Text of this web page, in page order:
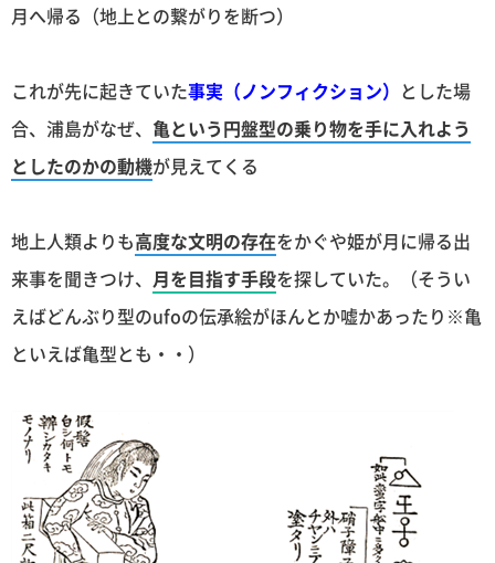
月へ帰る（地上との繋がりを断つ）
これが先に起きていた事実（ノンフィクション） とした場
合、浦島がなぜ、 亀という円盤型の乗り物を手に入れよう
としたのかの動機が見えてくる
地上人類よりも高度な文明の存在をかぐや姫が月に帰る出
来事を聞きつけ、 月を目指す手段を探していた。（そうい
えばどんぶり型のufoの伝承絵がほんとか嘘かあったり※亀
といえば亀型とも・・）